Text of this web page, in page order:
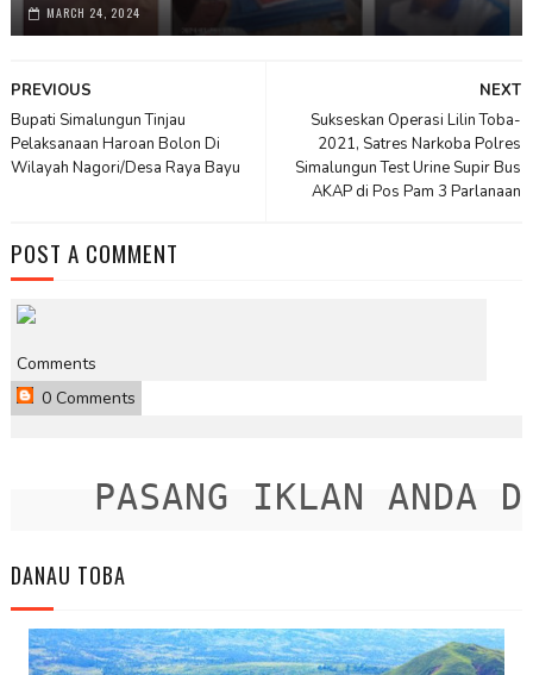
MARCH 24, 2024
NEXT
Sukseskan Operasi Lilin Toba-
2021, Satres Narkoba Polres
Simalungun Test Urine Supir Bus
AKAP di Pos Pam 3 Parlanaan
PREVIOUS
Bupati Simalungun Tinjau
Pelaksanaan Haroan Bolon Di
Wilayah Nagori/Desa Raya Bayu
POST A COMMENT
Comments
0 Comments
PASANG IKLAN ANDA
DANAU TOBA